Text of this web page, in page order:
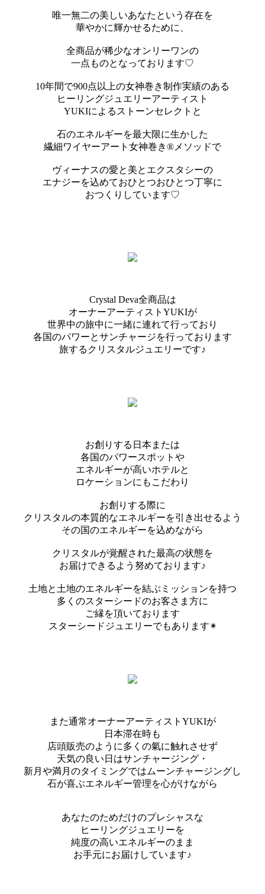
唯一無二の美しいあなたという存在を
華やかに輝かせるために、
全商品が稀少なオンリーワンの
一点ものとなっております♡
10年間で900点以上の女神巻き制作実績のある
ヒーリングジュエリーアーティスト
YUKIによるストーンセレクトと
石のエネルギーを最大限に生かした
繊細ワイヤーアート女神巻き®メソッドで
ヴィーナスの愛と美とエクスタシーの
エナジーを込めておひとつおひとつ丁寧に
おつくりしています♡
Crystal Deva全商品は
オーナーアーティストYUKIが
世界中の旅中に一緒に連れて行っており
各国のパワーとサンチャージを行っております
旅するクリスタルジュエリーです♪
お創りする日本または
各国のパワースポットや
エネルギーが高いホテルと
ロケーションにもこだわり
お創りする際に
クリスタルの本質的なエネルギーを引き出せるよう
その国のエネルギーを込めながら
クリスタルが覚醒された最高の状態を
お届けできるよう努めております♪
土地と土地のエネルギーを結ぶミッションを持つ
多くのスターシードのお客さま方に
ご縁を頂いております
スターシードジュエリーでもあります✴︎
また通常オーナーアーティストYUKIが
日本滞在時も
店頭販売のように多くの氣に触れさせず
天気の良い日はサンチャージング・
新月や満月のタイミングではムーンチャージングし
石が喜ぶエネルギー管理を心がけながら
あなたのためだけのプレシャスな
ヒーリングジュエリーを
純度の高いエネルギーのまま
お手元にお届けしています♪